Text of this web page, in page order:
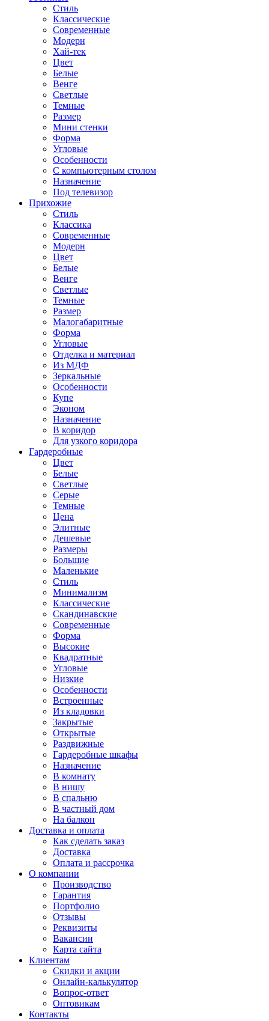
Стиль
Классические
Современные
Модерн
Хай-тек
Цвет
Белые
Венге
Светлые
Темные
Размер
Мини стенки
Форма
Угловые
Особенности
С компьютерным столом
Назначение
Под телевизор
Прихожие
Стиль
Классика
Современные
Модерн
Цвет
Белые
Венге
Светлые
Темные
Размер
Малогабаритные
Форма
Угловые
Отделка и материал
Из МДФ
Зеркальные
Особенности
Купе
Эконом
Назначение
В коридор
Для узкого коридора
Гардеробные
Цвет
Белые
Светлые
Серые
Темные
Цена
Элитные
Дешевые
Размеры
Большие
Маленькие
Стиль
Минимализм
Классические
Скандинавские
Современные
Форма
Высокие
Квадратные
Угловые
Низкие
Особенности
Встроенные
Из кладовки
Закрытые
Открытые
Раздвижные
Гардеробные шкафы
Назначение
В комнату
В нишу
В спальню
В частный дом
На балкон
Доставка и оплата
Как сделать заказ
Доставка
Оплата и рассрочка
О компании
Производство
Гарантия
Портфолио
Отзывы
Реквизиты
Вакансии
Карта сайта
Клиентам
Скидки и акции
Онлайн-калькулятор
Вопрос-ответ
Оптовикам
Контакты